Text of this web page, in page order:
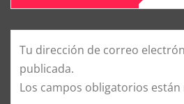
Tu dirección de correo
publicada.
Los campos obligatorios